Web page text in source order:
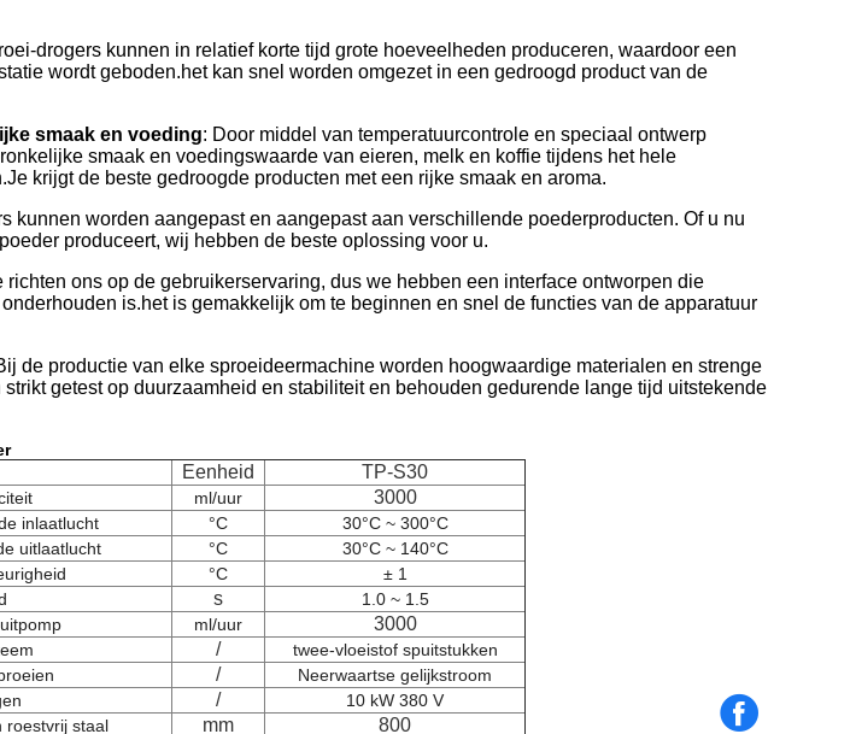
drogers kunnen in relatief korte tijd grote hoeveelheden produceren, waardoor een
wordt geboden.het kan snel worden omgezet in een gedroogd product van de
smaak en voeding: Door middel van temperatuurcontrole en speciaal ontwerp
smaak en voedingswaarde van eieren, melk en koffie tijdens het hele
krijgt de beste gedroogde producten met een rijke smaak en aroma.
kunnen worden aangepast en aangepast aan verschillende poederproducten. Of u nu
produceert, wij hebben de beste oplossing voor u.
richten ons op de gebruikerservaring, dus we hebben een interface ontworpen die
is.het is gemakkelijk om te beginnen en snel de functies van de apparatuur
de productie van elke sproeideermachine worden hoogwaardige materialen en strenge
getest op duurzaamheid en stabiliteit en behouden gedurende lange tijd uitstekende
Eenheid TP-S30
ml/uur 3000
inlaatlucht °C
30°C ~ 300°C
uitlaatlucht
°C
30°C ~ 140°C
°C
± 1
s
1.0 ~ 1.5
ml/uur 3000
/
twee-vloeistof spuitstukken
/
Neerwaartse gelijkstroom
/
10 kW 380 V
roestvrij staal
mm 800